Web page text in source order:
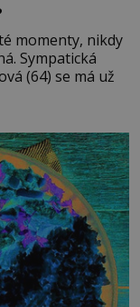
momenty, nikdy
(64) se má už